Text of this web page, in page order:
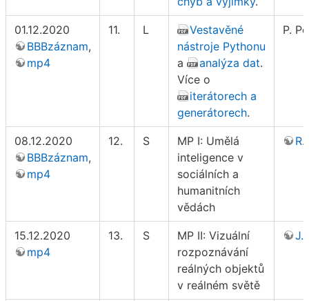
01.12.2020
BBBzáznam,
mp4
11. L
Vestavěné
nástroje Pythonu
a
analýza dat.
Více o
iterátorech a
generátorech.
P.
08.12.2020
BBBzáznam,
mp4
12. S
MP I: Umělá
inteligence v
sociálních a
humanitních
vědách
15.12.2020
mp4
13. S
MP II: Vizuální
rozpoznávání
reálných objektů
v reálném světě
J.